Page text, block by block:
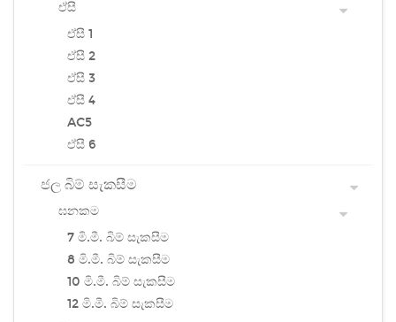
ඒසී
ඒසී 1
ඒසී 2
ඒසී 3
ඒසී 4
AC5
ඒසී 6
ජල බිම් සැකසීම
ඝනකම
7 මි.මී. බිම් සැකසීම
8 මි.මී. බිම් සැකසීම
10 මි.මී. බිම් සැකසීම
12 මි.මී. බිම් සැකසීම